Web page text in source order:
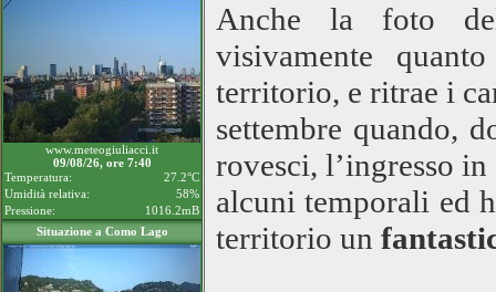
www.meteogiuliacci.it
09/08/26, ore 7:40
Temperatura:
27.2°C
Umidità relativa:
58%
Pressione:
1016.2mB
Situazione a Como Lago
Anche la foto del
visivamente
territorio, e ritrae i
settembre quando,
rovesci, l’ingresso
alcuni temporali ed
territorio un